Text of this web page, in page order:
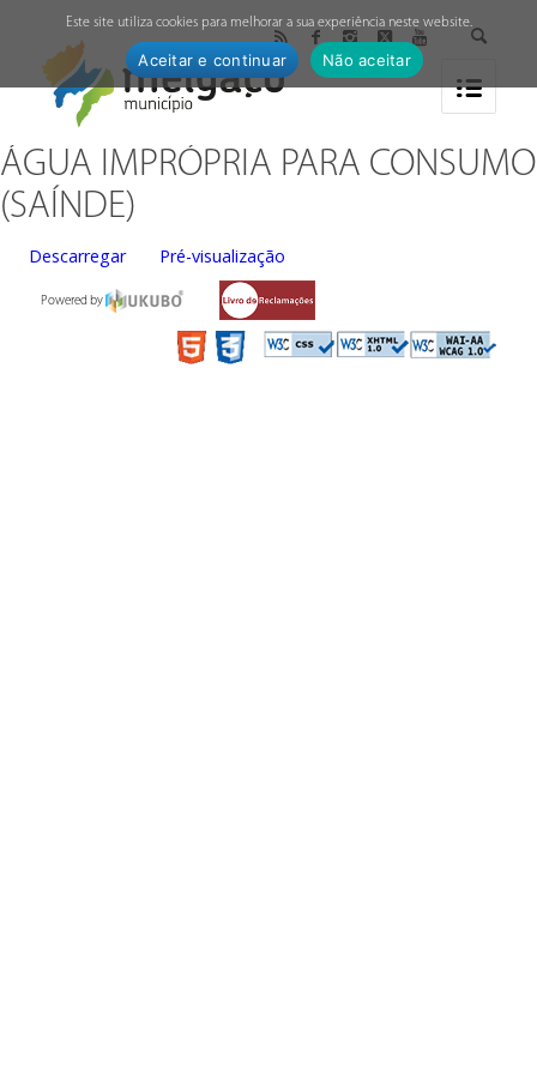
ÁGUA IMPRÓPRIA PARA CONSUMO
(SAÍNDE)
Descarregar Pré-visualização
Powered by
Este site utiliza cookies para melhorar a sua experiência neste website.
Aceitar e continuar Não aceitar